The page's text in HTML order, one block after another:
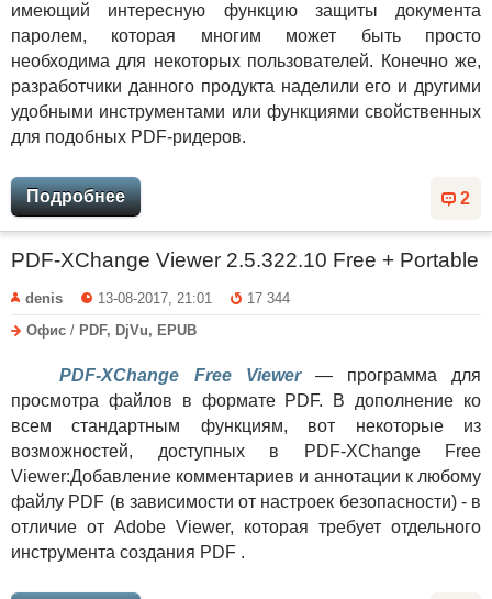
имеющий интересную функцию защиты документа
паролем, которая многим может быть просто
необходима для некоторых пользователей. Конечно же,
разработчики данного продукта наделили его и другими
удобными инструментами или функциями свойственных
для подобных PDF-ридеров.
2
Подробнее
PDF-XChange Viewer 2.5.322.10 Free + Portable
denis 13-08-2017, 21:01
17 344
Офис / PDF, DjVu, EPUB
PDF-XChange Free Viewer— программа для
просмотра файлов в формате PDF. В дополнение ко
всем стандартным функциям, вот некоторые из
возможностей, доступных в PDF-XChange Free
Viewer:Добавление комментариев и аннотации к любому
файлу PDF (в зависимости от настроек безопасности) - в
отличие от Adobe Viewer, которая требует отдельного
инструмента создания PDF .